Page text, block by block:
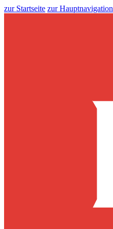
zur Startseite zur Hauptnavigation